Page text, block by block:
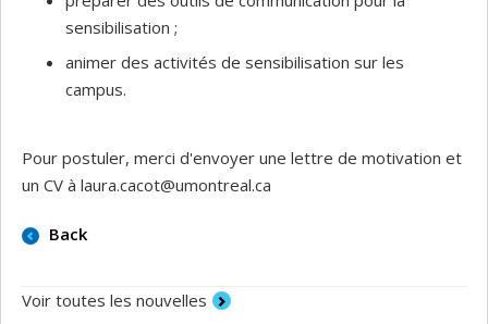
sensibilisation ;
animer des activités de sensibilisation sur les
campus.
Pour postuler, merci d'envoyer une lettre de motivation et
un CV à laura.cacot@umontreal.ca
Back
Voir toutes les nouvelles